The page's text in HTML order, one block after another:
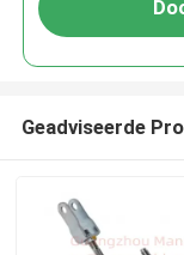
Geadviseerde